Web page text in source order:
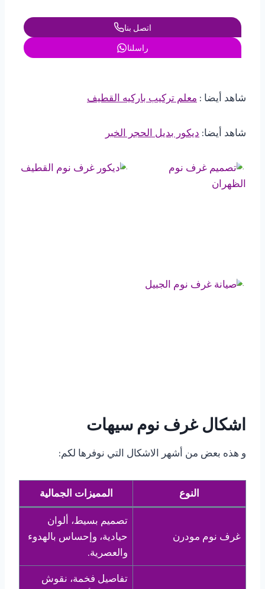
اتصل بنا
راسلنا
شاهد أيضا :معلم تركيب باركيه القطيف
شاهد أيضا:ديكور بديل الحجر الخبر
اشكال غرف نوم سيهات
و هذه بعض من أشهر الاشكال التي نوفرها لكم:
النوع المميزات الجمالية
غرف نوم مودرن
تصميم بسيط، ألوان
حيادية، وإحساس بالهدوء
والعصرية.
تفاصيل فخمة، نقوش